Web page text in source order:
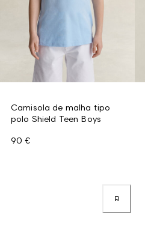
Camisola de malha tipo
polo Shield Teen Boys
90 €